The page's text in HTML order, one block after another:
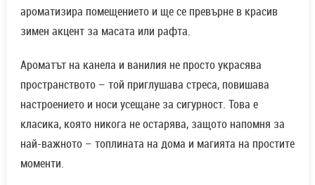
ароматизира помещението и ще се превърне в красив
зимен акцент за масата или рафта.
Ароматът на канела и ванилия не просто украсява
пространството – той приглушава стреса, повишава
настроението и носи усещане за сигурност. Това е
класика, която никога не остарява, защото напомня за
най-важното – топлината на дома и магията на простите
моменти.